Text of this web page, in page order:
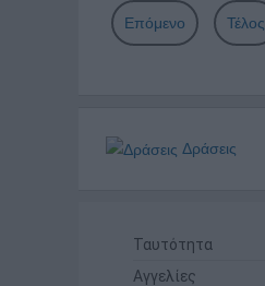
Επόμενο Τέλος
Δράσεις
Ταυτότητα
Αγγελίες